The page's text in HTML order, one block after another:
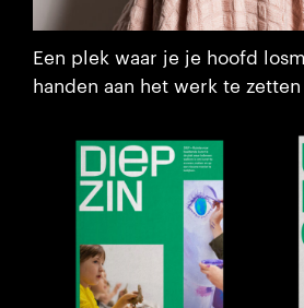
Een plek waar je je hoofd
handen aan het werk te zetten